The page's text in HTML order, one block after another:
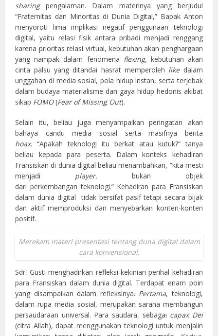
sharingpengalaman. Dalam materinya yang berjudul
“Fraternitas dan Minoritas di Dunia Digital,” Bapak Anton
menyoroti lima implikasi negatif penggunaan teknologi
digital, yaitu relasi fisik antara pribadi menjadi renggang
karena prioritas relasi virtual, kebutuhan akan penghargaan
yang nampak dalam fenomena flexing, kebutuhan akan
cinta palsu yang ditandai hasrat memperoleh like dalam
unggahan di media sosial, pola hidup instan, serta terjebak
dalam budaya materialisme dan gaya hidup hedonis akibat
sikap FOMO(Fear of Missing Out).
Selain itu, beliau juga menyampaikan peringatan akan
bahaya candu media sosial serta masifnya berita
hoax. “Apakah teknologi itu berkat atau kutuk?” tanya
beliau kepada para peserta. Dalam konteks kehadiran
Fransiskan di dunia digital beliau menambahkan, “kita mesti
menjadi player, bukan objek
dari perkembangan teknologi.” Kehadiran para Fransiskan
dalam dunia digital tidak bersifat pasif tetapi secara bijak
dan aktif memproduksi dan menyebarkan konten-konten
positif.
Merekam materi presentasi tentang duna digital dalam
cara konvensional.
Sdr. Gusti menghadirkan refleksi kekinian perihal kehadiran
para Fransiskan dalam dunia digital. Terdapat enam poin
yang disampaikan dalam refleksinya. Pertama, teknologi,
dalam rupa media sosial, merupakan sarana membangun
persaudaraan universal. Para saudara, sebagai capax Dei
(citra Allah), dapat menggunakan teknologi untuk menjalin